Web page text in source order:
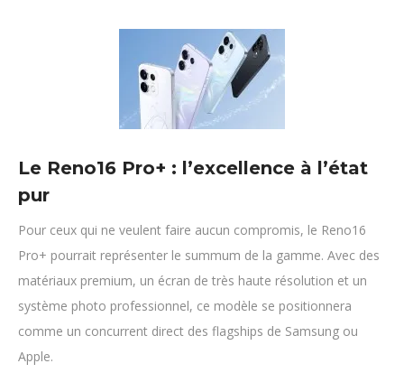
Le Reno16 Pro+ : l’excellence à l’état
pur
Pour ceux qui ne veulent faire aucun compromis, le Reno16
Pro+ pourrait représenter le summum de la gamme. Avec des
matériaux premium, un écran de très haute résolution et un
système photo professionnel, ce modèle se positionnera
comme un concurrent direct des flagships de Samsung ou
Apple.